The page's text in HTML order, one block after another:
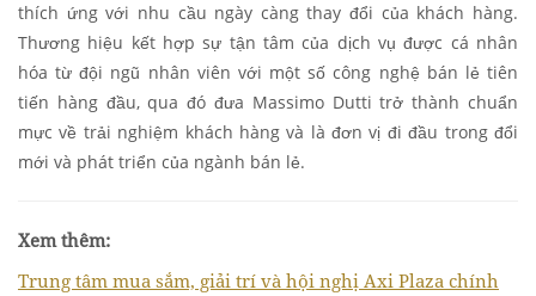
thích ứng với nhu cầu ngày càng thay đổi của khách hàng.
Thương hiệu kết hợp sự tận tâm của dịch vụ được cá nhân
hóa từ đội ngũ nhân viên với một số công nghệ bán lẻ tiên
tiến hàng đầu, qua đó đưa Massimo Dutti trở thành chuẩn
mực về trải nghiệm khách hàng và là đơn vị đi đầu trong đổi
mới và phát triển của ngành bán lẻ.
Xem thêm:
Trung tâm mua sắm, giải trí và hội nghị Axi Plaza chính